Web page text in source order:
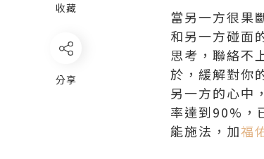
收藏
分享
當另一方很果
和另一方碰面
思考，聯絡不
於，緩解對你
另一方的心中
率達到90%，
能施法，加福